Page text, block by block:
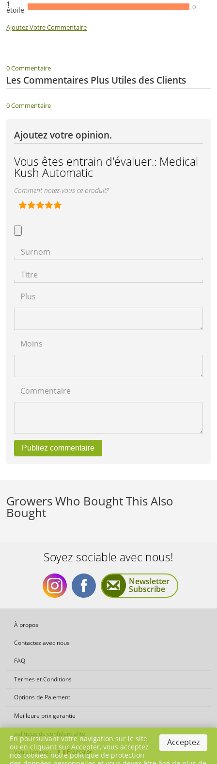
1
étoile 0
Ajoutez Votre Commentaire
0 Commentaire
Les Commentaires Plus Utiles des Clients
0 Commentaire
Ajoutez votre opinion.
Vous êtes entrain d'évaluer.: Medical
Kush Automatic
Comment notez-vous ce produit?
Surnom
Titre
Plus
Moins
Commentaire
Publiez commentaire
Growers Who Bought This Also
Bought
Soyez sociable avec nous!
Soyez
sociable
Soyez
Newsletter
Subscribe
À propos
Contactez avec nous
FAQ
Termes et Conditions
Options de Paiement
Meilleure prix garantie
politique de confidentialité
Votre langue.:
Acceptez
En poursuivant votre navigation sur le site
ou en cliquant sur Accepter, vous acceptez
nos cookies, notre politique de protection